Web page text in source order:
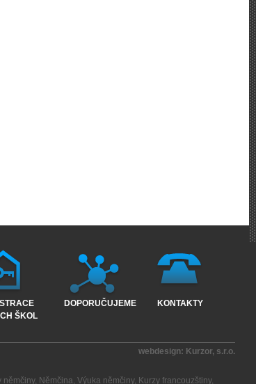
ŠKOL
DOPORUČUJEME KONTAKTY
webdesign: Kurzor, s.r.o.
němčiny, Němčina, Výuka němčiny, Kurzy francouzštiny,